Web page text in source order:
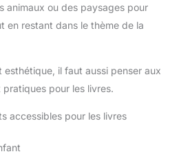
animaux ou des paysages pour
en restant dans le thème de la
esthétique, il faut aussi penser aux
pour les livres.
accessibles pour les livres